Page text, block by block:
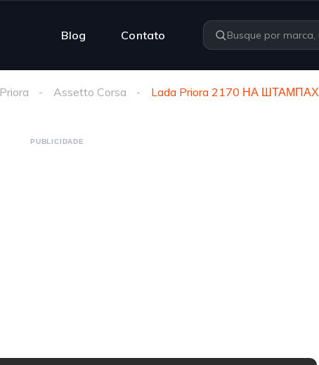
Blog Contato
Priora Assetto Corsa Lada Priora 2170 НА ШТАМПАХ
PUBLICIDADE